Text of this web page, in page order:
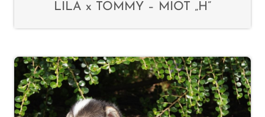
LILA x TOMMY – MIOT „H”